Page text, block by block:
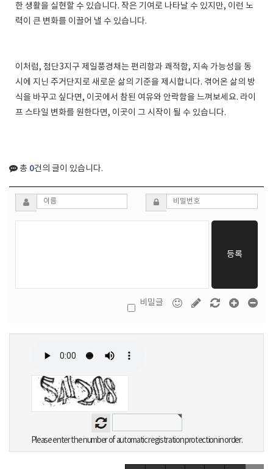
한 생활을 실현할 수 있습니다. 작은 기여로 나타날 수 있지만, 이런 노
력이 큰 변화를 이끌어 낼 수 있습니다.
이처럼, 첨단3지구 제일풍경채는 편리함과 쾌적함, 지속 가능성을 동
시에 지닌 주거단지로 새로운 삶의 기준을 제시합니다. 겪어온 삶의 방
식을 바꾸고 싶다면, 이곳에서 참된 여유와 안락함을 느껴보세요. 라이
프 스타일 변화를 원한다면, 이곳이 그 시작이 될 수 있습니다.
총 0건의 글이 있습니다.
등록
비밀글
Please enter the number of automatic registration protection in order.